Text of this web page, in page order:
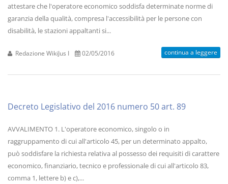
attestare che l'operatore economico soddisfa determinate norme di
garanzia della qualità, compresa l'accessibilità per le persone con
disabilità, le stazioni appaltanti si...
Redazione WikiJus I 02/05/2016 continua a leggere
Decreto Legislativo del 2016 numero 50 art. 89
AVVALIMENTO 1. L'operatore economico, singolo o in
raggruppamento di cui all'articolo 45, per un determinato appalto,
può soddisfare la richiesta relativa al possesso dei requisiti di carattere
economico, finanziario, tecnico e professionale di cui all'articolo 83,
comma 1, lettere b) e c),...